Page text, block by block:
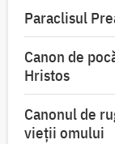
Paraclisul
Canon de
Hristos
Canonul de
vieții omului